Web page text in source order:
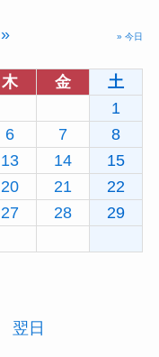
» » 今日
木 金
土
1
6 7
8
13 14
15
20 21
22
27 28
29
翌日